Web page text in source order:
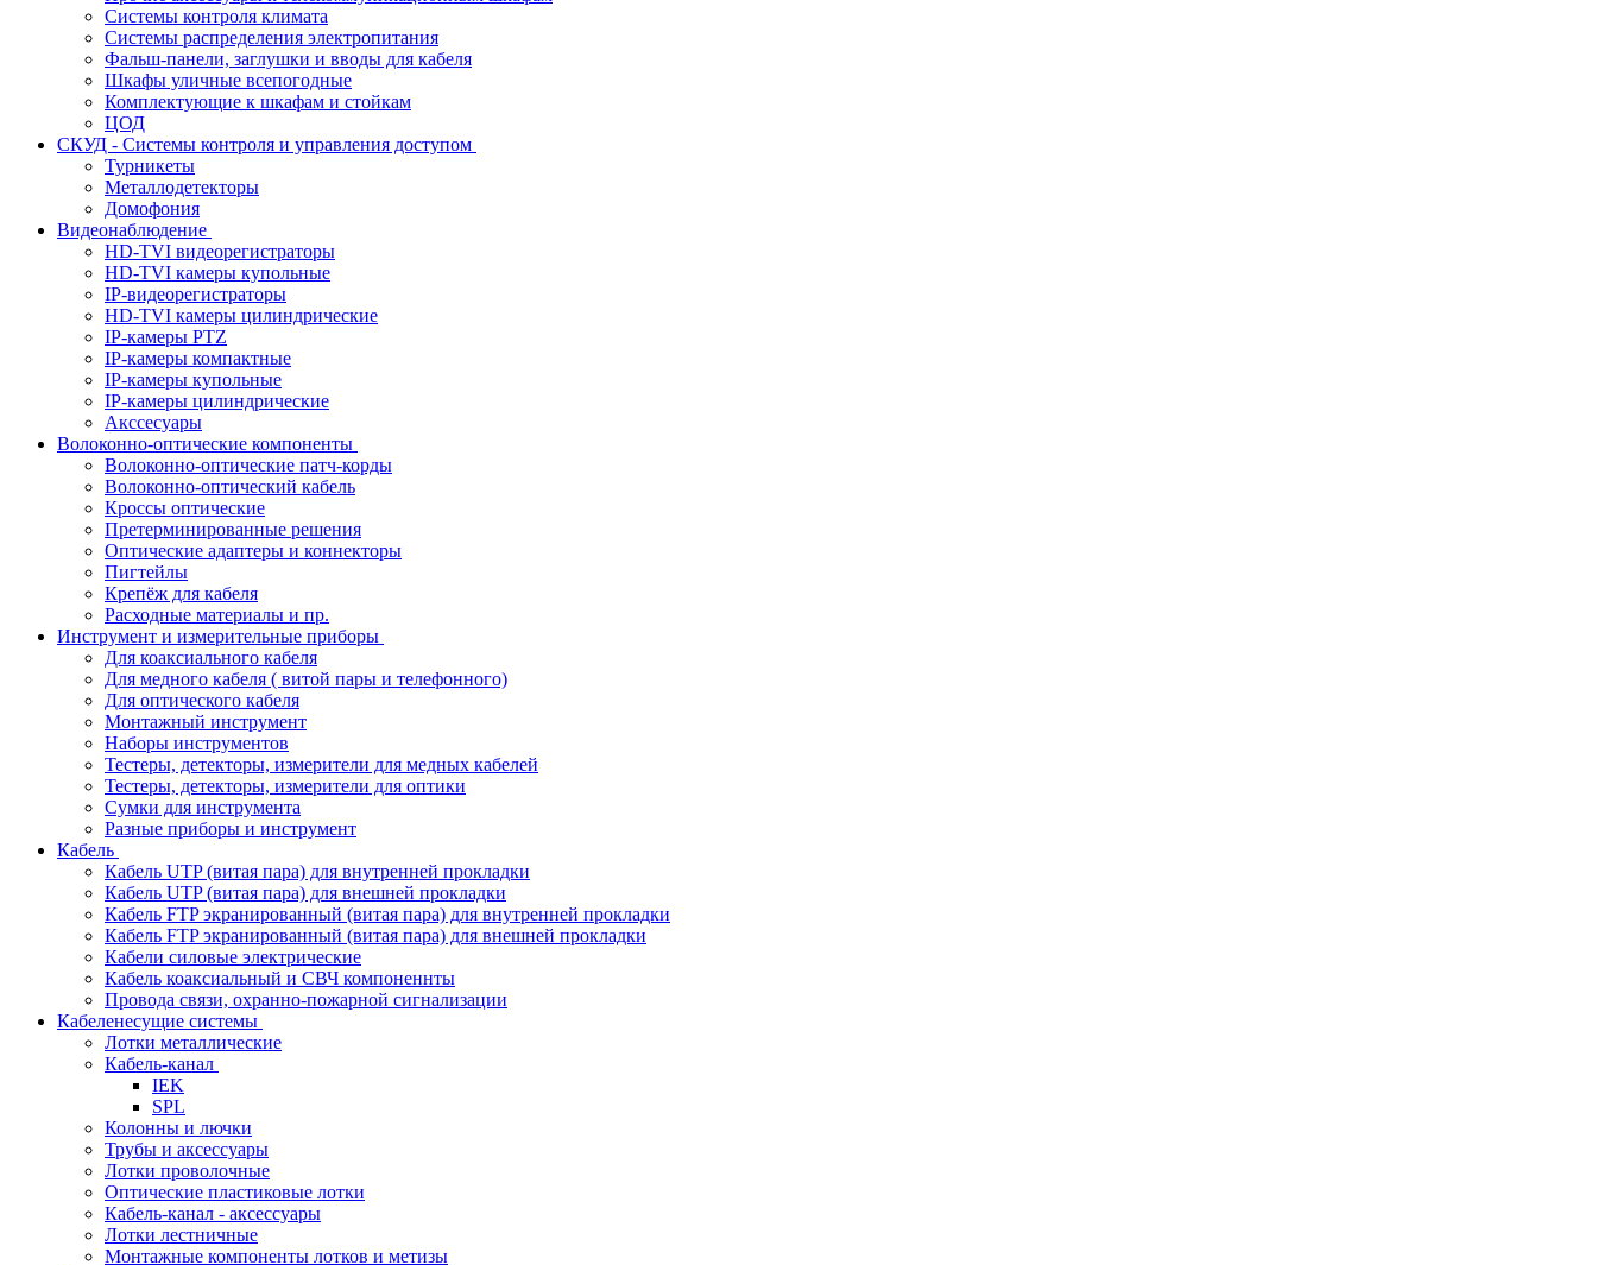
Системы контроля климата
Системы распределения электропитания
Фальш-панели, заглушки и вводы для кабеля
Шкафы уличные всепогодные
Комплектующие к шкафам и стойкам
ЦОД
СКУД - Системы контроля и управления доступом
Турникеты
Металлодетекторы
Домофония
Видеонаблюдение
HD-TVI видеорегистраторы
HD-TVI камеры купольные
IP-видеорегистраторы
HD-TVI камеры цилиндрические
IP-камеры PTZ
IP-камеры компактные
IP-камеры купольные
IP-камеры цилиндрические
Акссесуары
Волоконно-оптические компоненты
Волоконно-оптические патч-корды
Волоконно-оптический кабель
Кроссы оптические
Претерминированные решения
Оптические адаптеры и коннекторы
Пигтейлы
Крепёж для кабеля
Расходные материалы и пр.
Инструмент и измерительные приборы
Для коаксиального кабеля
Для медного кабеля ( витой пары и телефонного)
Для оптического кабеля
Монтажный инструмент
Наборы инструментов
Тестеры, детекторы, измерители для медных кабелей
Тестеры, детекторы, измерители для оптики
Сумки для инструмента
Разные приборы и инструмент
Кабель
Кабель UTP (витая пара) для внутренней прокладки
Кабель UTP (витая пара) для внешней прокладки
Кабель FTP экранированный (витая пара) для внутренней прокладки
Кабель FTP экранированный (витая пара) для внешней прокладки
Кабели силовые электрические
Кабель коаксиальный и СВЧ компоненнты
Провода связи, охранно-пожарной сигнализации
Кабеленесущие системы
Лотки металлические
Кабель-канал
IEK
SPL
Колонны и лючки
Трубы и аксессуары
Лотки проволочные
Оптические пластиковые лотки
Кабель-канал - аксессуары
Лотки лестничные
Монтажные компоненты лотков и метизы